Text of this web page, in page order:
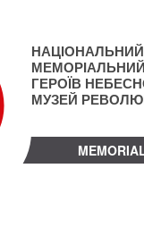
НАЦІОНАЛЬНИЙ
ГЕРОЇВ
МУЗЕЙ